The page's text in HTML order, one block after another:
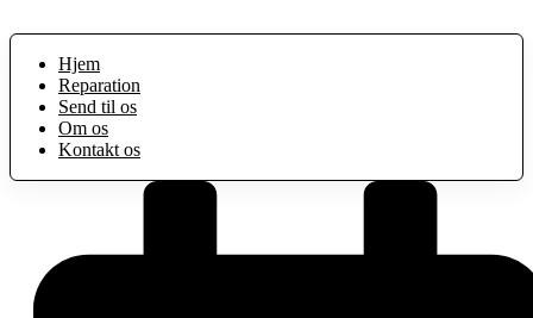
Hjem
Reparation
Send til os
Om os
Kontakt os